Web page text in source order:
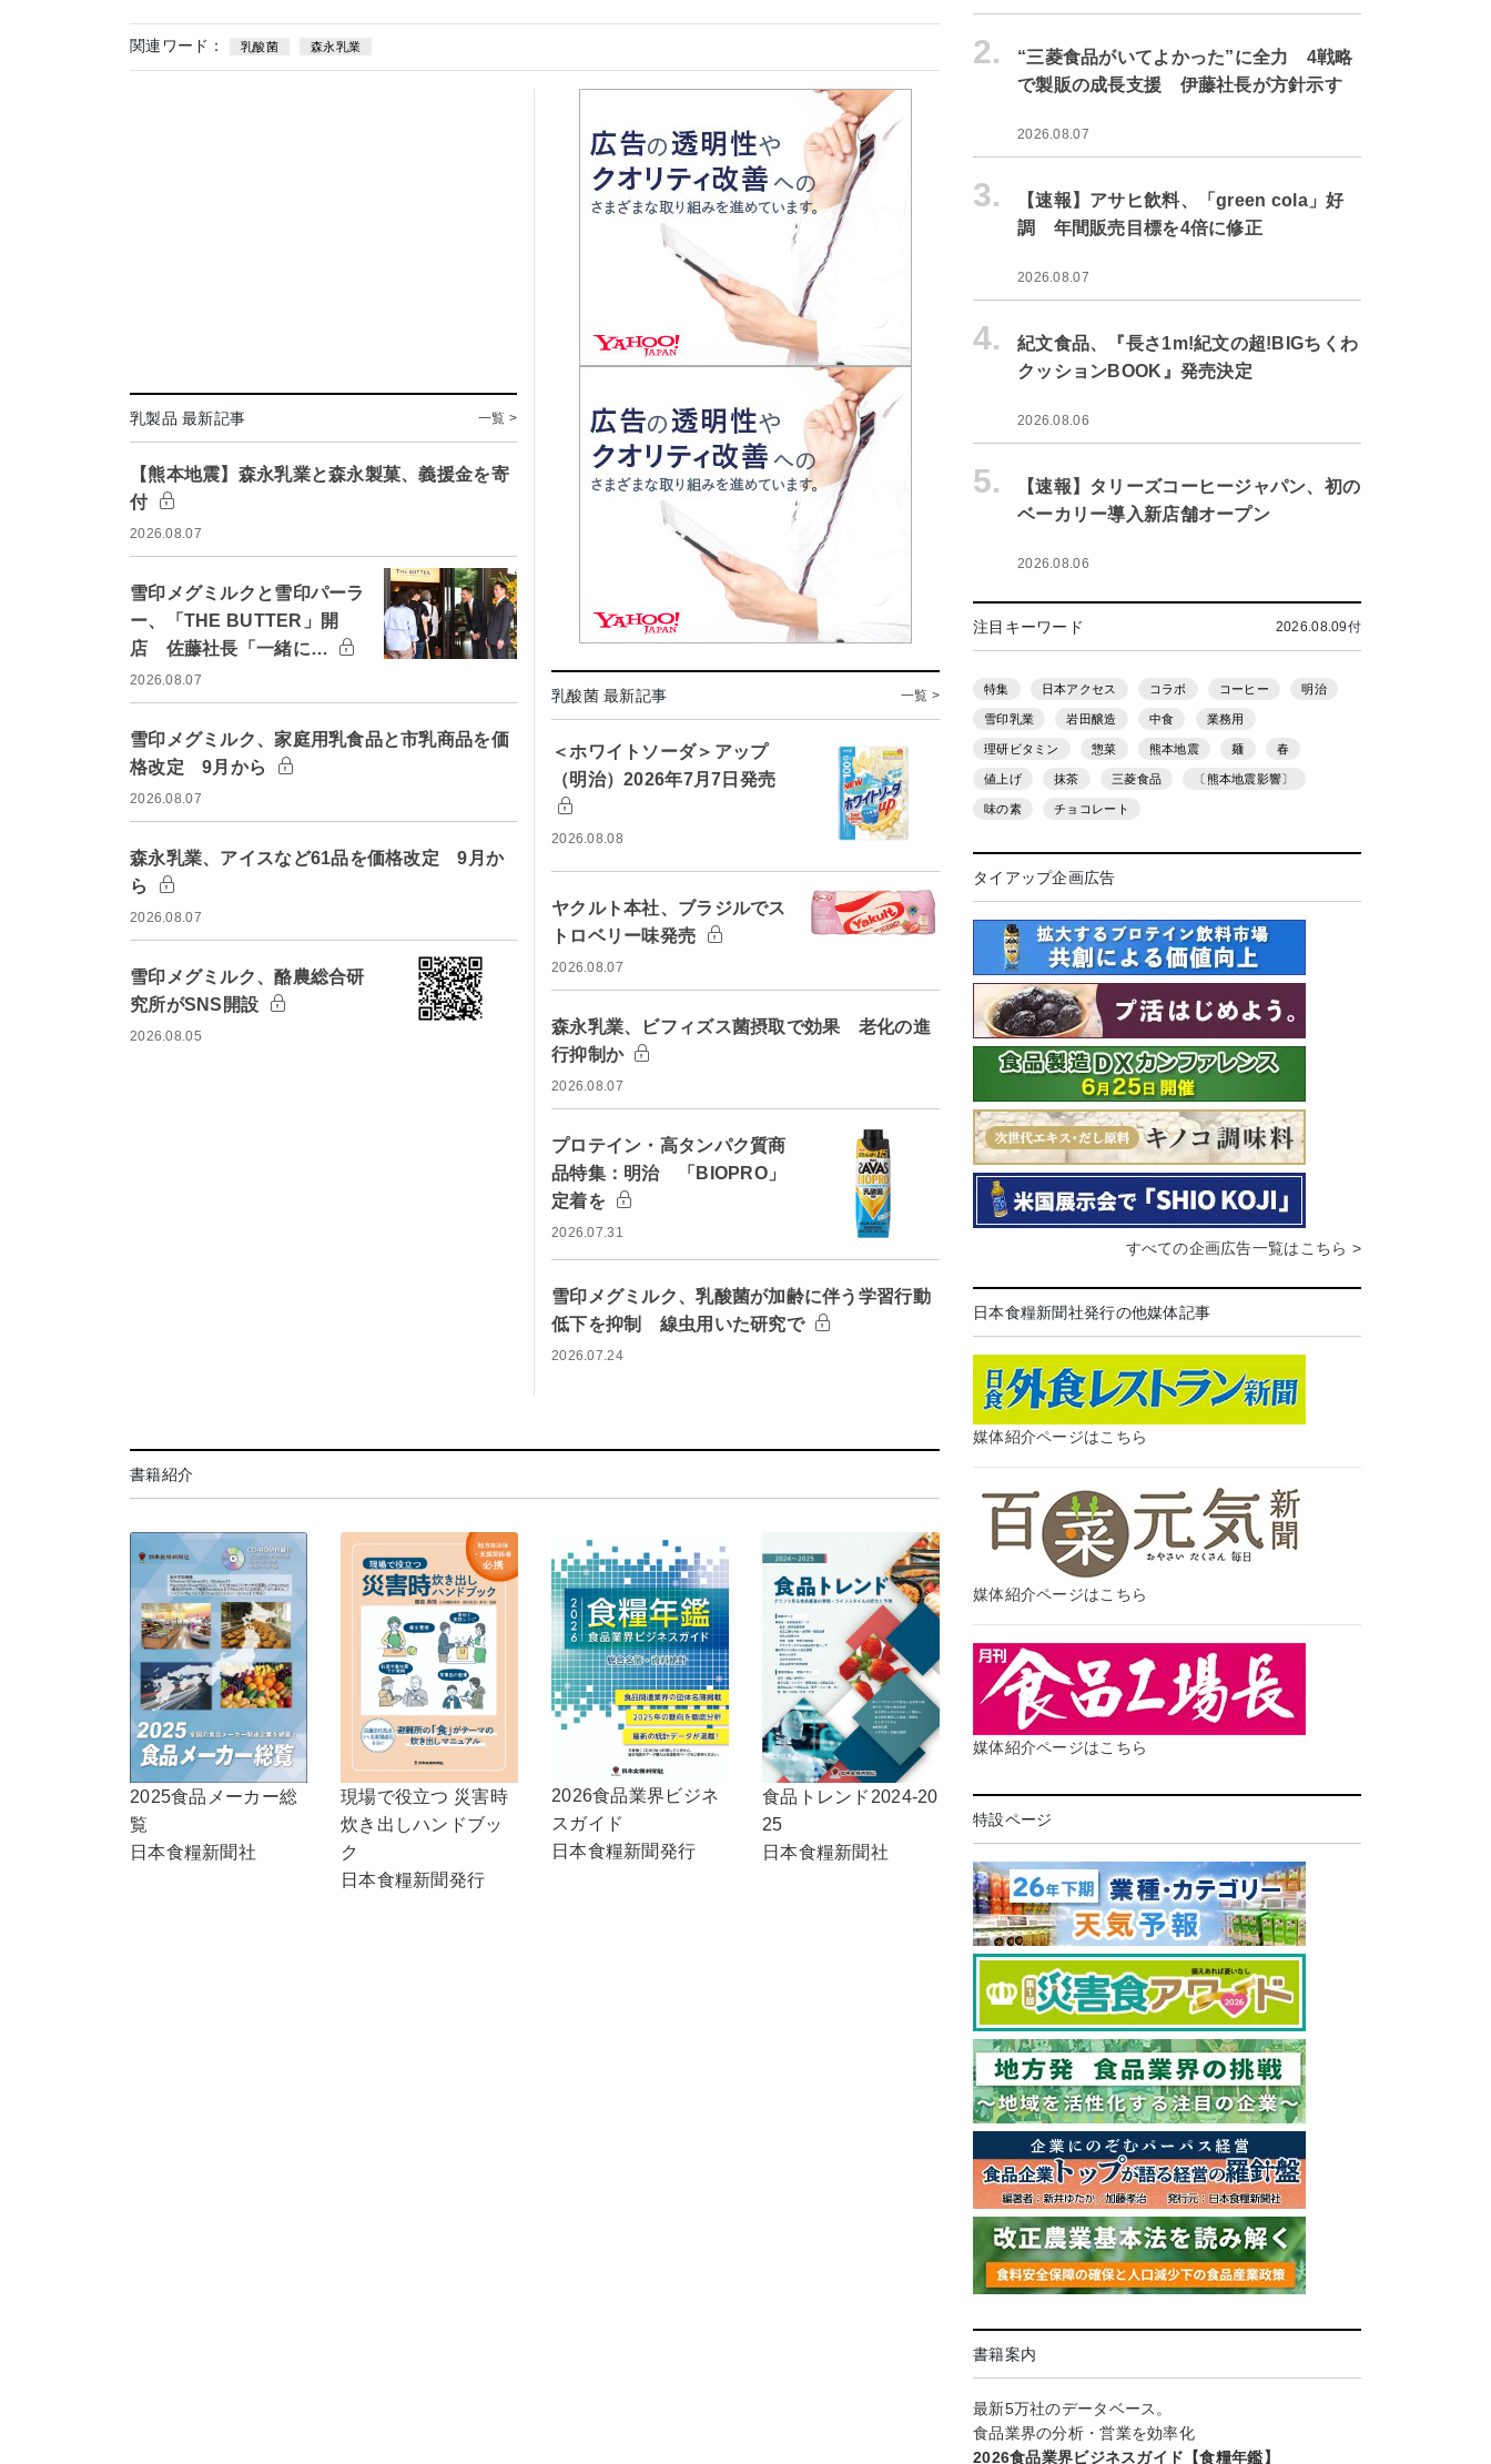
関連ワード： 乳酸菌 森永乳業
乳製品 最新記事 一覧 >
【熊本地震】森永乳業と森永製菓、義援金を寄
付
2026.08.07
雪印メグミルクと雪印パーラ
ー、「THE BUTTER」開
店 佐藤社長「一緒に…
2026.08.07
雪印メグミルク、家庭用乳食品と市乳商品を価
格改定 9月から
2026.08.07
森永乳業、アイスなど61品を価格改定 9月か
ら
2026.08.07
雪印メグミルク、酪農総合研
究所がSNS開設
2026.08.05
乳酸菌 最新記事 一覧 >
＜ホワイトソーダ＞アップ
（明治）2026年7月7日発売
2026.08.08
ヤクルト本社、ブラジルでス
トロベリー味発売
2026.08.07
森永乳業、ビフィズス菌摂取で効果 老化の進
行抑制か
2026.08.07
プロテイン・高タンパク質商
品特集：明治 「BIOPRO」
定着を
2026.07.31
雪印メグミルク、乳酸菌が加齢に伴う学習行動
低下を抑制 線虫用いた研究で
2026.07.24
書籍紹介
2025食品メーカー総
覧
日本食糧新聞社
現場で役立つ 災害時
炊き出しハンドブッ
ク
日本食糧新聞発行
2026食品業界ビジネ
スガイド
日本食糧新聞発行
食品トレンド2024-20
25
日本食糧新聞社
2.
“三菱食品がいてよかった”に全力 4戦略
で製販の成長支援 伊藤社長が方針示す
2026.08.07
3.
【速報】アサヒ飲料、「green cola」好
調 年間販売目標を4倍に修正
2026.08.07
4.
紀文食品、『長さ1m!紀文の超!BIGちくわ
クッションBOOK』発売決定
2026.08.06
5.
【速報】タリーズコーヒージャパン、初の
ベーカリー導入新店舗オープン
2026.08.06
注目キーワード 2026.08.09付
特集 日本アクセス コラボ コーヒー 明治
雪印乳業 岩田醸造 中食 業務用
理研ビタミン 惣菜 熊本地震 麺 春
値上げ 抹茶 三菱食品 〔熊本地震影響〕
味の素 チョコレート
タイアップ企画広告
すべての企画広告一覧はこちら >
日本食糧新聞社発行の他媒体記事
媒体紹介ページはこちら
媒体紹介ページはこちら
媒体紹介ページはこちら
特設ページ
書籍案内
最新5万社のデータベース。
食品業界の分析・営業を効率化
2026食品業界ビジネスガイド【食糧年鑑】